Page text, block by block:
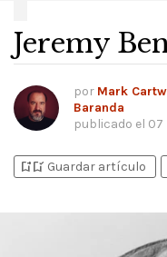
Jeremy
por Mark
Baranda
publicado el 07
bookmark_addbookmark_added Guardar artículo